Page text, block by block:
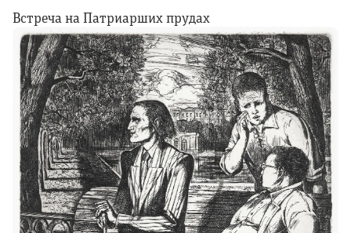
Встреча на Патриарших прудах